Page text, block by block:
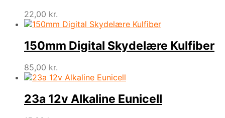
22,00 kr.
150mm Digital Skydelære Kulfiber
85,00 kr.
23a 12v Alkaline Eunicell